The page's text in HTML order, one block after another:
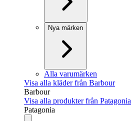
Nya märken
Alla varumärken
Visa alla kläder från Barbour
Barbour
Visa alla produkter från Patagonia
Patagonia